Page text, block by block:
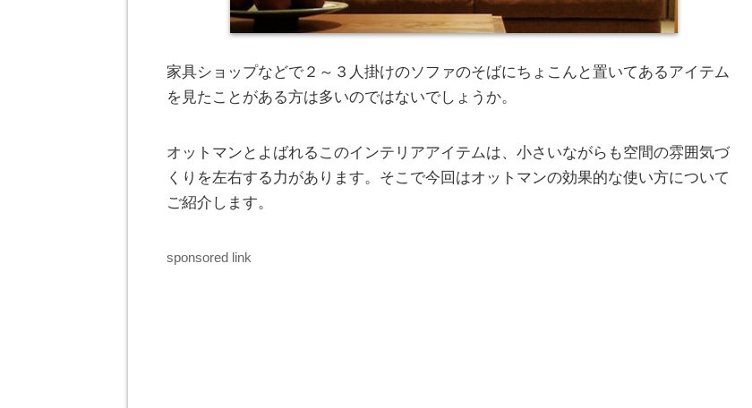
家具ショップなどで２～３人掛けのソファのそばにちょこんと置いてあるアイテム
を見たことがある方は多いのではないでしょうか。
オットマンとよばれるこのインテリアアイテムは、小さいながらも空間の雰囲気づ
くりを左右する力があります。そこで今回はオットマンの効果的な使い方について
ご紹介します。
sponsored link